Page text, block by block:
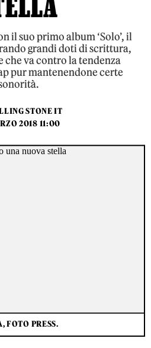
il suo primo album ‘Solo’, il
grandi doti di scrittura,
che va contro la tendenza
pur mantenendone certe
STONE IT
2018 11:00
FOTO PRESS.